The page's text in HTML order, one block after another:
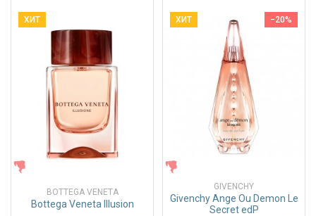
ХИТ
BOTTEGA VENETA
Bottega Veneta Illusion
−20%
ХИТ
GIVENCHY
Givenchy Ange Ou Demon Le
Secret edP